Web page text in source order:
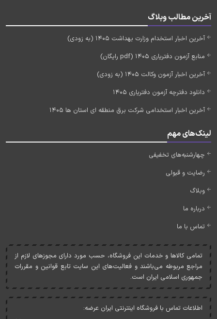
آخرین مطالب وبلاگ
آخرین اخبار استخدام وزارت بهداشت 1405 (به زودی)
منابع آزمون دفتریاری 1405 (pdf رایگان)
آخرین اخبار آزمون وکالت 1405 (به زودی)
دانلود دفترچه آزمون دفتریاری 1405
آخرین اخبار استخدامی شرکت برق منطقه ای استان ها 1405
لینک‌های مهم
چهارشنبه‌های تخفیفی
رضایت و قبولی
وبلاگ
درباره ما
تماس با ما
تمامی کالاها و خدمات اين فروشگاه، حسب مورد دارای مجوزهای لازم از
مراجع مربوطه می‌باشند و فعاليت‌های اين سايت تابع قوانين و مقررات
جمهوری اسلامی ايران است.
اطلاعات تماس با فروشگاه اینترنتی ایران عرضه: